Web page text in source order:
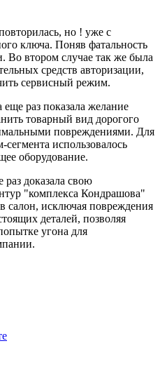
но ! уже с
ключа. Поняв фатальность
Во втором случае так же была
средств авторизации,
сервисный режим.
раз показала желание
товарный вид дорогого
повреждениями. Для
использовалось
оборудование.
раз доказала свою
"комплекса Кондрашова"
салон, исключая повреждения
деталей, позволяя
угона для